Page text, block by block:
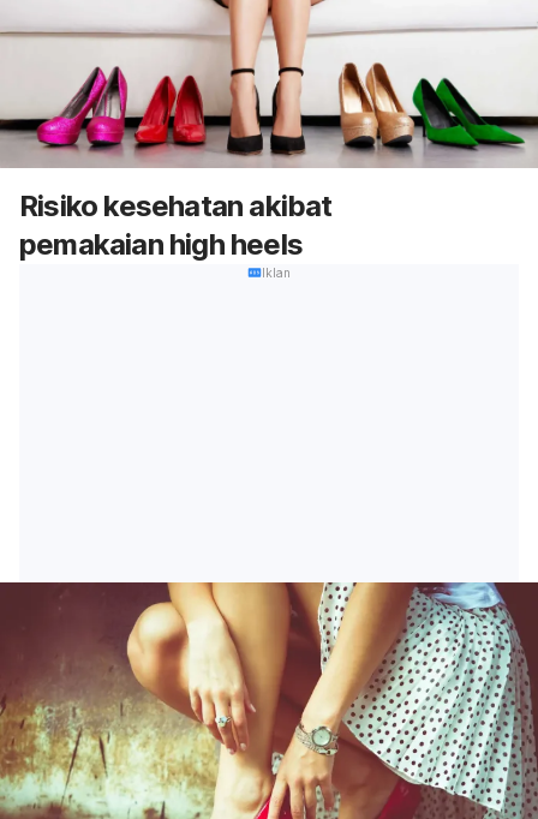
Risiko kesehatan akibat
pemakaian high heels
Iklan